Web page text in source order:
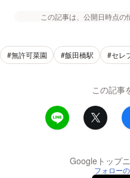
この記事は、公開日時点の
#無許可菜園 #飯田橋駅 #セレ
この記事
Googleトップ
フォロー